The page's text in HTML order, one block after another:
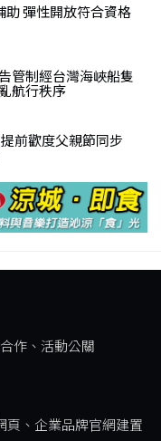
助 彈性開放符合資格
管制經台灣海峽船隻
航行秩序
前歡度父親節同步
作、活動公關
頁、企業品牌官網建置